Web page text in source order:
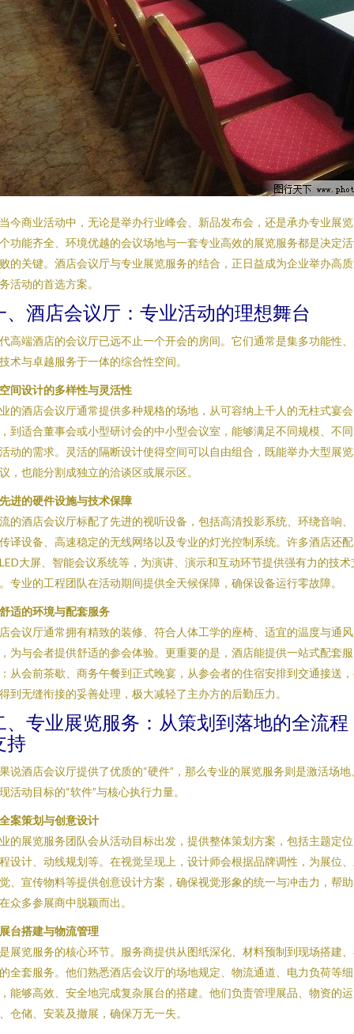
今商业活动中，无论是举办行业峰会、新品发布会，还是承办专业展
功能齐全、环境优越的会议场地与一套专业高效的展览服务都是决定
的关键。酒店会议厅与专业展览服务的结合，正日益成为企业举办高
活动的首选方案。
、酒店会议厅：专业活动的理想舞台
高端酒店的会议厅已远不止一个开会的房间。它们通常是集多功能性
术与卓越服务于一体的综合性空间。
间设计的多样性与灵活性
的酒店会议厅通常提供多种规格的场地，从可容纳上千人的无柱式宴会
到适合董事会或小型研讨会的中小型会议室，能够满足不同规模、不
动的需求。灵活的隔断设计使得空间可以自由组合，既能举办大型展
，也能分割成独立的洽谈区或展示区。
进的硬件设施与技术保障
的酒店会议厅标配了先进的视听设备，包括高清投影系统、环绕音响
译设备、高速稳定的无线网络以及专业的灯光控制系统。许多酒店还
大屏、智能会议系统等，为演讲、演示和互动环节提供强有力的技术
专业的工程团队在活动期间提供全天候保障，确保设备运行零故障。
适的环境与配套服务
会议厅通常拥有精致的装修、符合人体工学的座椅、适宜的温度与通
为与会者提供舒适的参会体验。更重要的是，酒店能提供一站式配套服
从会前茶歇、商务午餐到正式晚宴，从参会者的住宿安排到交通接送
到无缝衔接的妥善处理，极大减轻了主办方的后勤压力。
、专业展览服务：从策划到落地的全流程
持
说酒店会议厅提供了优质的“硬件”，那么专业的展览服务则是激活场地
活动目标的“软件”与核心执行力量。
案策划与创意设计
的展览服务团队会从活动目标出发，提供整体策划方案，包括主题定
设计、动线规划等。在视觉呈现上，设计师会根据品牌调性，为展位
、宣传物料等提供创意设计方案，确保视觉形象的统一与冲击力，帮
众多参展商中脱颖而出。
台搭建与物流管理
展览服务的核心环节。服务商提供从图纸深化、材料预制到现场搭建
全套服务。他们熟悉酒店会议厅的场地规定、物流通道、电力负荷等细
能够高效、安全地完成复杂展台的搭建。他们负责管理展品、物资的运
仓储、安装及撤展，确保万无一失。